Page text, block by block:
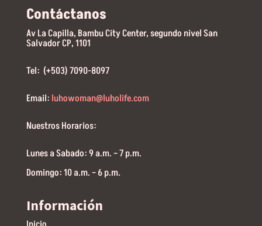
Contáctanos
Av La Capilla, Bambu City Center, segundo nivel San
Salvador CP, 1101
Tel: (+503) 7090-8097
Email: luhowoman@luholife.com
Nuestros Horarios:
Lunes a Sabado: 9 a.m. – 7 p.m.
Domingo: 10 a.m. – 6 p.m.
Información